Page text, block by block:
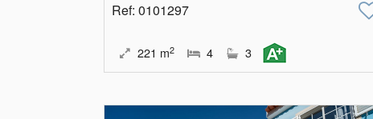
Ref: 0101297
221 m2 4 3